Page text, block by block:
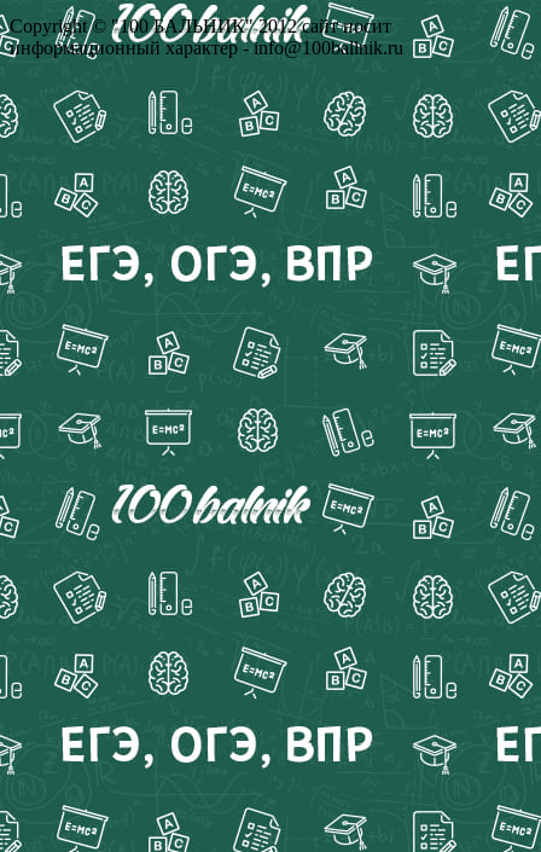
Copyright © "100 БАЛЬНИК" 2012 сайт носит
информационный характер - info@100ballnik.ru